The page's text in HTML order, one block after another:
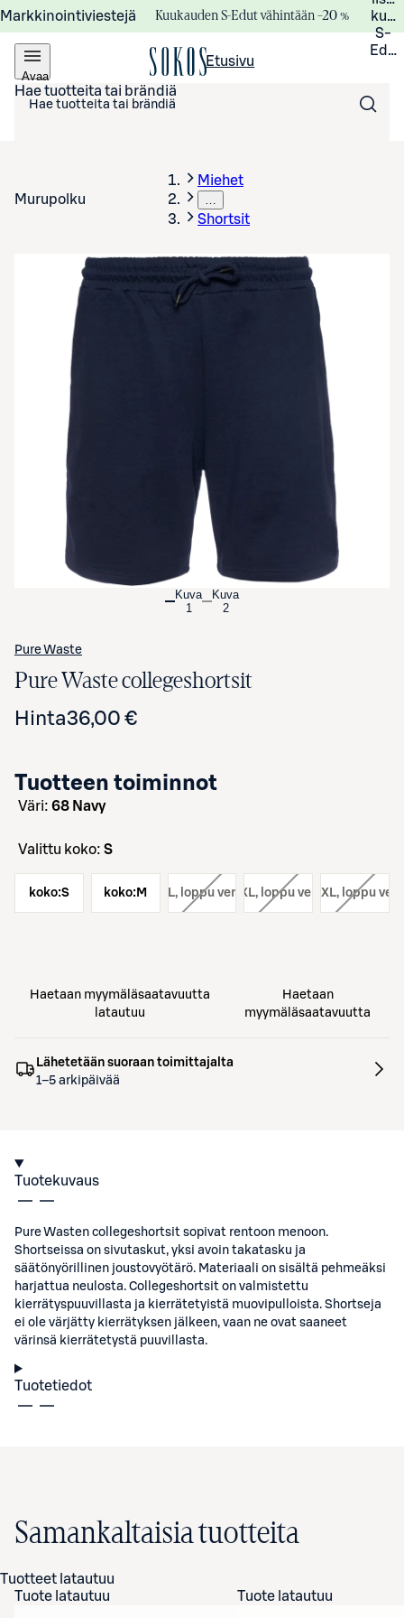
Markkinointiviestejä Kuukauden S-Edut vähintään –20 %
S-
Avaa
valikko
Etusivu
Hae tuotteita tai brändiä
Murupolku
Miehet
…
Shortsit
Kuva
1
Kuva
2
Pure Waste
Pure Waste collegeshortsit
Hinta36,00 €
Tuotteen toiminnot
väri: 68 Navy
Valittu koko: S
koko:S koko: M
koko: L, loppu verkosta
koko: XL, loppu verkosta
koko: XXL, loppu
Haetaan myymäläsaatavuutta
latautuu
Haetaan
myymäläsaatavuutta
Lähetetään suoraan toimittajalta
1–5 arkipäivää
Tuotekuvaus
Pure Wasten collegeshortsit sopivat rentoon menoon.
Shortseissa on sivutaskut, yksi avoin takatasku ja
säätönyörillinen joustovyötärö. Materiaali on sisältä pehmeäksi
harjattua neulosta. Collegeshortsit on valmistettu
kierrätyspuuvillasta ja kierrätetyistä muovipulloista. Shortseja
ei ole värjätty kierrätyksen jälkeen, vaan ne ovat saaneet
värinsä kierrätetystä puuvillasta.
Tuotetiedot
Samankaltaisia tuotteita
Tuotteet latautuu
Tuote latautuu
Tuote latautuu